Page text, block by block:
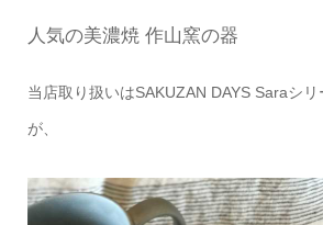
人気の美濃焼 作山窯の器
当店取り扱いはSAKUZAN DAYS Saraシ
が、